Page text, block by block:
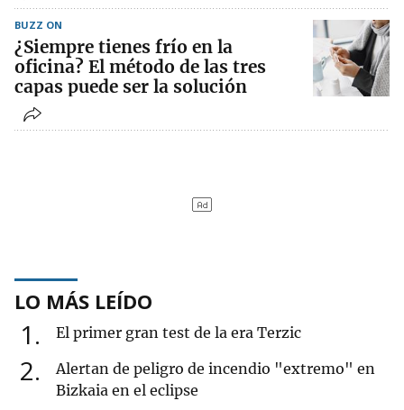
BUZZ ON
¿Siempre tienes frío en la
oficina? El método de las tres
capas puede ser la solución
LO MÁS LEÍDO
1 El primer gran test de la era Terzic
2
Alertan de peligro de incendio "extremo" en
Bizkaia en el eclipse